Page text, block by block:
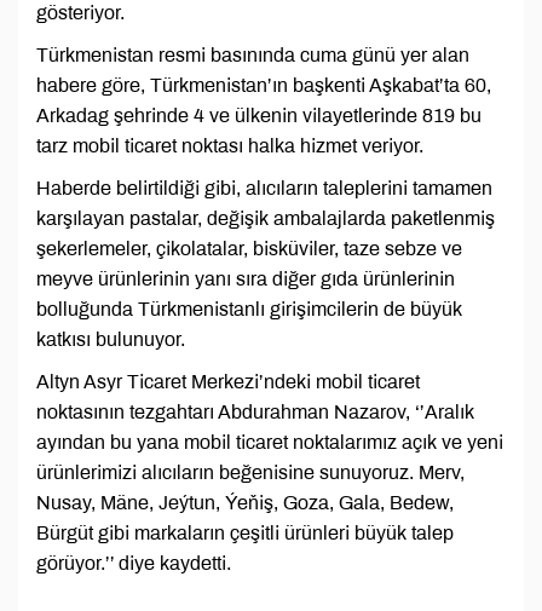
gösteriyor.
Türkmenistan resmi basınında cuma günü yer alan
habere göre, Türkmenistan’ın başkenti Aşkabat’ta 60,
Arkadag şehrinde 4 ve ülkenin vilayetlerinde 819 bu
tarz mobil ticaret noktası halka hizmet veriyor.
Haberde belirtildiği gibi, alıcıların taleplerini tamamen
karşılayan pastalar, değişik ambalajlarda paketlenmiş
şekerlemeler, çikolatalar, bisküviler, taze sebze ve
meyve ürünlerinin yanı sıra diğer gıda ürünlerinin
bolluğunda Türkmenistanlı girişimcilerin de büyük
katkısı bulunuyor.
Altyn Asyr Ticaret Merkezi’ndeki mobil ticaret
noktasının tezgahtarı Abdurahman Nazarov, ‘’Aralık
ayından bu yana mobil ticaret noktalarımız açık ve yeni
ürünlerimizi alıcıların beğenisine sunuyoruz. Merv,
Nusay, Mäne, Jeýtun, Ýeňiş, Goza, Gala, Bedew,
Bürgüt gibi markaların çeşitli ürünleri büyük talep
görüyor.’’ diye kaydetti.